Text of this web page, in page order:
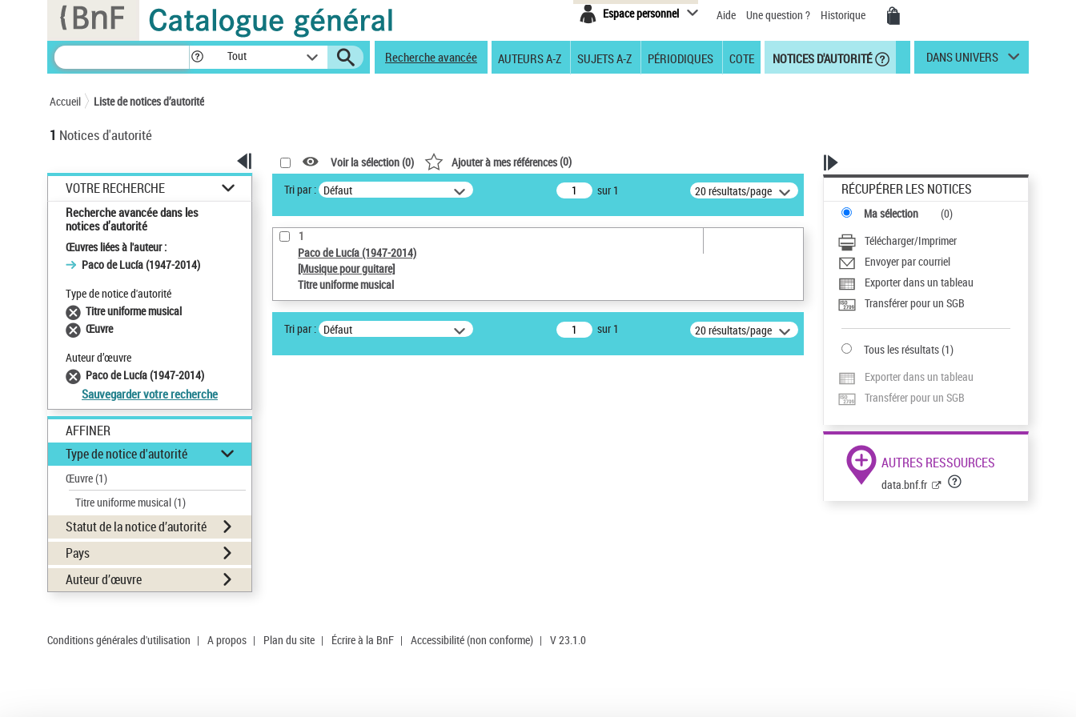
Espace personnel Aide Une question ? Historique
Tout Recherche avancée AUTEURS A-Z SUJETS A-Z PÉRIODIQUES COTE NOTICES D'AUTORITÉ DANS UNIVERS
Accueil Liste de notices d’autorité
1 Notices d'autorité
VOTRE RECHERCHE
Recherche avancée dans les
notices d’autorité
Œuvres liées à l'auteur :
Paco de Lucía (1947-2014)
Type de notice d'autorité
Titre uniforme musical
Œuvre
Auteur d’œuvre
Paco de Lucía (1947-2014)
Sauvegarder votre recherche
AFFINER
Type de notice d'autorité
Œuvre(1)
Titre uniforme musical(1)
Statut de la notice d’autorité
Pays
Auteur d’œuvre
Voir la sélection (0) Ajouter à mes références(0)
Tri par : Défaut sur 1 20 résultats/page
1
Paco de Lucía (1947-2014)
[Musique pour guitare]
Titre uniforme musical
Tri par : Défaut sur 1 20 résultats/page
RÉCUPÉRER LES NOTICES
Ma sélection (0)
Télécharger/Imprimer
Envoyer par courriel
Exporter dans un tableau
Transférer pour un SGB
Tous les résultats(1)
Exporter dans un tableau
Transférer pour un SGB
AUTRES RESSOURCES
data.bnf.fr
Conditions générales d'utilisation | A propos | Plan du site | Écrire à la BnF | Accessibilité (non conforme) | V 23.1.0
Panneau de gestion des cookies